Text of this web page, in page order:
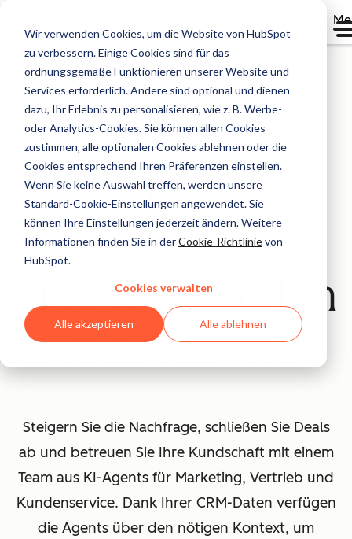
Wir verwenden Cookies, um die Website von HubSpot
zu verbessern. Einige Cookies sind für das
ordnungsgemäße Funktionieren unserer Website und
Services erforderlich. Andere sind optional und dienen
dazu, Ihr Erlebnis zu personalisieren, wie z. B. Werbe-
oder Analytics-Cookies. Sie können allen Cookies
zustimmen, alle optionalen Cookies ablehnen oder die
Cookies entsprechend Ihren Präferenzen einstellen.
Wenn Sie keine Auswahl treffen, werden unsere
Standard-Cookie-Einstellungen angewendet. Sie
können Ihre Einstellungen jederzeit ändern. Weitere
Informationen finden Sie in derCookie-Richtlinievon
HubSpot.
Cookies verwalten
Alle akzeptieren Alle ablehnen
Startseite
Beta
Alle Ihre KI-
Agents, an
einem zentralen
Ort verwaltet.
Steigern Sie die Nachfrage, schließen Sie Deals
ab und betreuen Sie Ihre Kundschaft mit einem
Team aus KI-Agents für Marketing, Vertrieb und
Kundenservice. Dank Ihrer CRM-Daten verfügen
die Agents über den nötigen Kontext, um